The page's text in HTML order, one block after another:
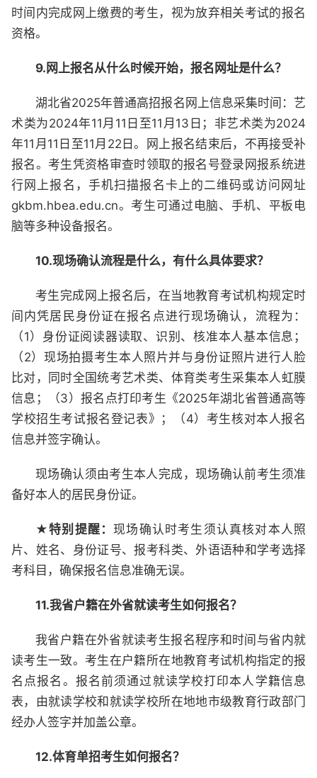
时间内完成网上缴费的考生，视为放弃相关考试的报名
资格。
9.网上报名从什么时候开始，报名网址是什么？
湖北省2025年普通高招报名网上信息采集时间：艺
术类为2024年11月11日至11月13日；非艺术类为2024
年11月11日至11月22日。网上报名结束后，不再接受补
报名。考生凭资格审查时领取的报名号登录网报系统进
行网上报名，手机扫描报名卡上的二维码或访问网址
gkbm.hbea.edu.cn。考生可通过电脑、手机、平板电
脑等多种设备报名。
10.现场确认流程是什么，有什么具体要求？
考生完成网上报名后，在当地教育考试机构规定时
间内凭居民身份证在报名点进行现场确认，流程为：
（1）身份证阅读器读取、识别、核准本人基本信息；
（2）现场拍摄考生本人照片并与身份证照片进行人脸
比对，同时全国统考艺术类、体育类考生采集本人虹膜
信息；（3）报名点打印考生《2025年湖北省普通高等
学校招生考试报名登记表》；（4）考生核对本人报名
信息并签字确认。
现场确认须由考生本人完成，现场确认前考生须准
备好本人的居民身份证。
★特别提醒：现场确认时考生须认真核对本人照
片、姓名、身份证号、报考科类、外语语种和学考选择
考科目，确保报名信息准确无误。
11.我省户籍在外省就读考生如何报名？
我省户籍在外省就读考生报名程序和时间与省内就
读考生一致。考生在户籍所在地教育考试机构指定的报
名点报名。报名前须通过就读学校打印本人学籍信息
表，由就读学校和就读学校所在地地市级教育行政部门
经办人签字并加盖公章。
12.体育单招考生如何报名？